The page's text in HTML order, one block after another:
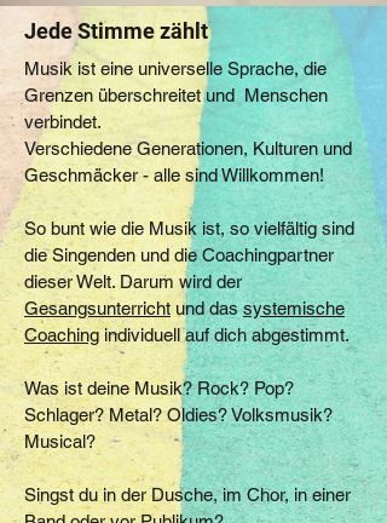
Jede Stimme zählt
Musik ist eine universelle Sprache, die
Grenzen überschreitet und Menschen
verbindet.
Verschiedene Generationen, Kulturen und
Geschmäcker - alle sind Willkommen!
So bunt wie die Musik ist, so vielfältig sind
die Singenden und die Coachingpartner
dieser Welt. Darum wird der
Gesangsunterricht und dassystemische
Coachingindividuell auf dich abgestimmt.
Was ist deine Musik? Rock? Pop?
Schlager? Metal? Oldies? Volksmusik?
Musical?
Singst du in der Dusche, im Chor, in einer